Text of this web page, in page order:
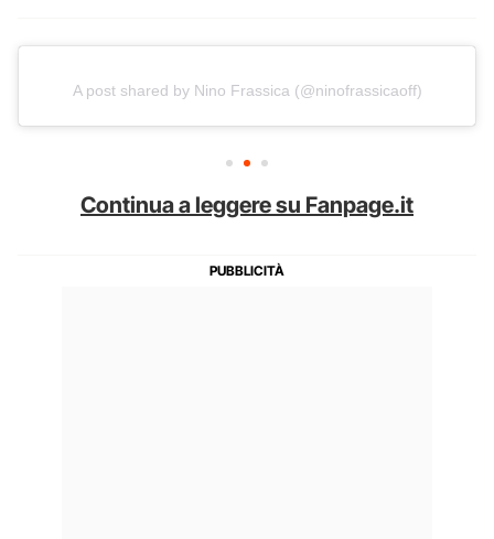
A post shared by Nino Frassica (@ninofrassicaoff)
Continua a leggere su Fanpage.it